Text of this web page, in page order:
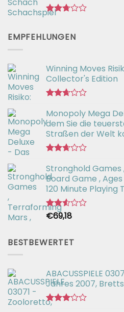
2.73
EMPFEHLUNGEN
Winning Moves
Collector's Edition
mit
2.66
von 5
Monopoly Mega
dem Sie die
Straßen der Welt
mit
2.64
von 5
Stronghold
Board Game , Ages
120 Minute Playing
Bewertet
von 5
€69,18
BESTBEWERTET
ABACUSSPIELE
Jahres 2007,